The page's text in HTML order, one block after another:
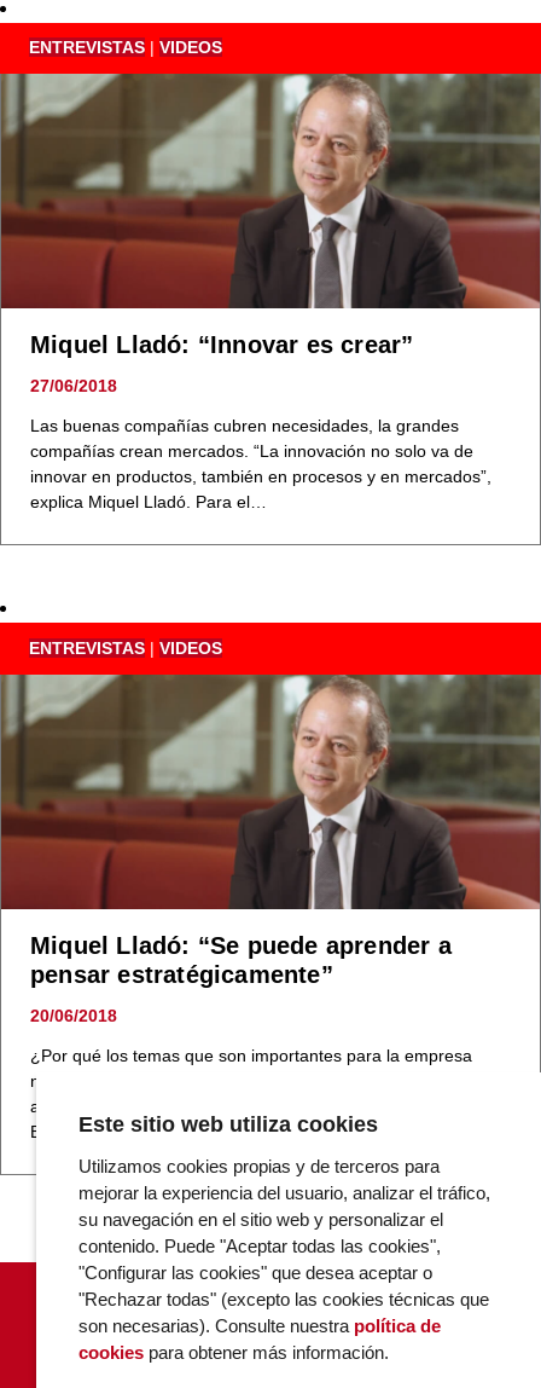
ENTREVISTAS | VIDEOS
Miquel Lladó: “Innovar es crear”
27/06/2018
Las buenas compañías cubren necesidades, la grandes
compañías crean mercados. “La innovación no solo va de
innovar en productos, también en procesos y en mercados”,
explica Miquel Lladó. Para el…
ENTREVISTAS | VIDEOS
Miquel Lladó: “Se puede aprender a
pensar estratégicamente”
20/06/2018
¿Por qué los temas que son importantes para la empresa
nunca se tratan una vez al año pero muchas veces solo
abordamos la estrategia empresarial en la reunión anual?
Esta…Este sitio web utiliza cookies
Utilizamos cookies propias y de terceros para
mejorar la experiencia del usuario, analizar el tráfico,
su navegación en el sitio web y personalizar el
contenido. Puede "Aceptar todas las cookies",
"Configurar las cookies" que desea aceptar o
"Rechazar todas" (excepto las cookies técnicas que
son necesarias). Consulte nuestra política de
cookies para obtener más información.